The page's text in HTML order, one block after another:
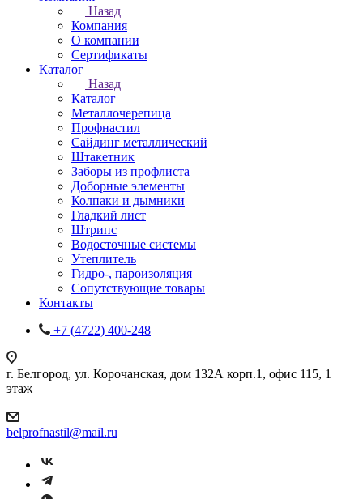
Назад
Компания
О компании
Сертификаты
Каталог
Назад
Каталог
Металлочерепица
Профнастил
Сайдинг металлический
Штакетник
Заборы из профлиста
Доборные элементы
Колпаки и дымники
Гладкий лист
Штрипс
Водосточные системы
Утеплитель
Гидро-, пароизоляция
Сопутствующие товары
Контакты
+7 (4722) 400-248
г. Белгород, ул. Корочанская, дом 132А корп.1, офис 115, 1
этаж
belprofnastil@mail.ru